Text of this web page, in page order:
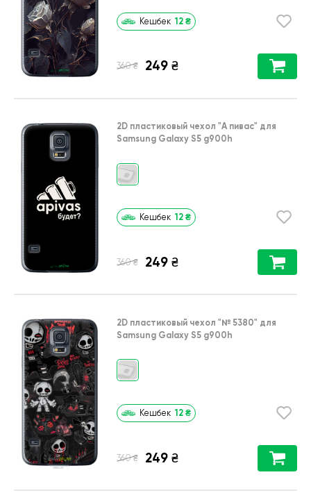
Кешбек 12 ₴
360 ₴ 249 ₴
2D пластиковый чехол "А пивас" для
Samsung Galaxy S5 g900h
Кешбек 12 ₴
360 ₴ 249 ₴
2D пластиковый чехол "№ 5380" для
Samsung Galaxy S5 g900h
Кешбек 12 ₴
360 ₴ 249 ₴